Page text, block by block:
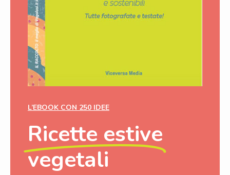
L’EBOOK CON 250 IDEE
Ricette estive
vegetali